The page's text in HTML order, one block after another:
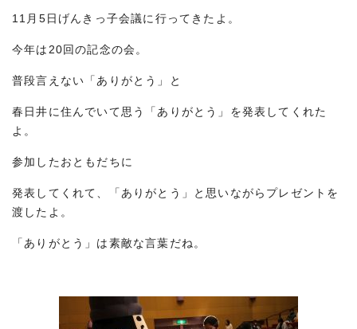
11月5日げんきっ子会議に行ってきたよ。
今年は20回の記念の会。
普段言えない「ありがとう」と
春日井に住んでいて思う「ありがとう」を発表してくれた
よ。
参加したおともだちに
発表してくれて、「ありがとう」と思いながらプレゼントを
渡したよ。
「ありがとう」は素敵な言葉だね。